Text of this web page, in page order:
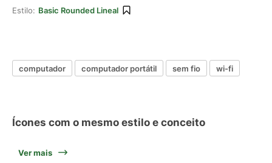
Estilo: Basic Rounded Lineal
computador computador portátil sem fio wi-fi
Ícones com o mesmo estilo e conceito
Ver mais